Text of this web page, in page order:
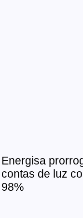
Energisa
contas de luz
98%